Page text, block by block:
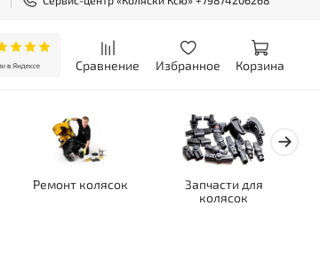
Сравнение Избранное Корзина
Ремонт колясок
Запчасти для
колясок